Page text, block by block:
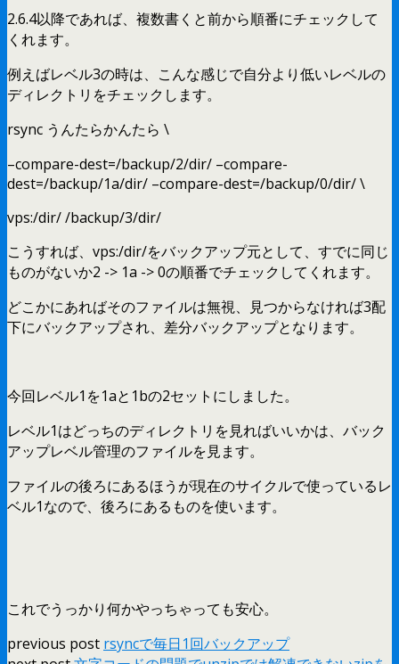
2.6.4以降であれば、複数書くと前から順番にチェックして
くれます。
例えばレベル3の時は、こんな感じで自分より低いレベルの
ディレクトリをチェックします。
rsync うんたらかんたら \
–compare-dest=/backup/2/dir/ –compare-
dest=/backup/1a/dir/ –compare-dest=/backup/0/dir/ \
vps:/dir/ /backup/3/dir/
こうすれば、vps:/dir/をバックアップ元として、すでに同じ
ものがないか2 -> 1a -> 0の順番でチェックしてくれます。
どこかにあればそのファイルは無視、見つからなければ3配
下にバックアップされ、差分バックアップとなります。
今回レベル1を1aと1bの2セットにしました。
レベル1はどっちのディレクトリを見ればいいかは、バック
アップレベル管理のファイルを見ます。
ファイルの後ろにあるほうが現在のサイクルで使っているレ
ベル1なので、後ろにあるものを使います。
これでうっかり何かやっちゃっても安心。
previous post rsyncで毎日1回バックアップ